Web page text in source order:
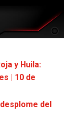
y Huila:
| 10 de
del